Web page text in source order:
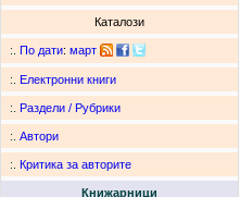
Каталози
:. По дати: март
:. Електронни книги
:. Раздели / Рубрики
:. Автори
:. Критика за авторите
Книжарници